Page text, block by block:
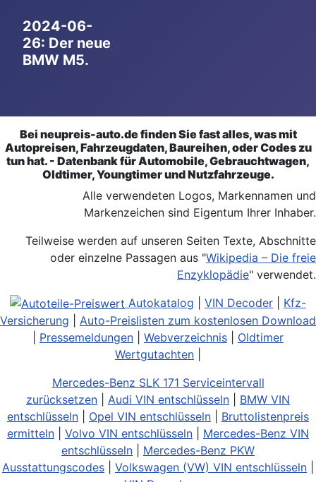
2024-06-
26: Der neue
BMW M5.
Bei neupreis-auto.de finden Sie fast alles, was mit
Autopreisen, Fahrzeugdaten, Baureihen, oder Codes zu
tun hat. - Datenbank für Automobile, Gebrauchtwagen,
Oldtimer, Youngtimer und Nutzfahrzeuge.
Alle verwendeten Logos, Markennamen und
Markenzeichen sind Eigentum Ihrer Inhaber.
Teilweise werden auf unseren Seiten Texte, Abschnitte
oder einzelne Passagen aus "Wikipedia – Die freie
Enzyklopädie" verwendet.
Autokatalog
VIN Decoder
Kfz-
Versicherung
Auto-Preislisten zum kostenlosen Download
Pressemeldungen Webverzeichnis
Oldtimer
Wertgutachten
Mercedes-Benz SLK 171 Serviceintervall
zurücksetzen
Audi VIN entschlüsseln
BMW VIN
entschlüsseln
Opel VIN entschlüsseln
Bruttolistenpreis
ermitteln
Volvo VIN entschlüsseln
Mercedes-Benz VIN
entschlüsseln
Mercedes-Benz PKW
Ausstattungscodes
Volkswagen (VW) VIN entschlüsseln